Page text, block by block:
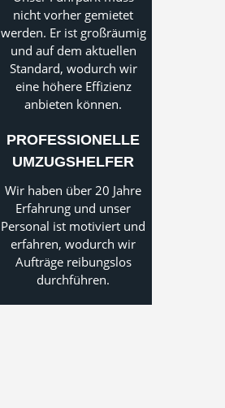
nicht vorher gemietet
werden. Er ist großräumig
und auf dem aktuellen
Standard, wodurch wir
eine höhere Effizienz
anbieten können.
PROFESSIONELLE
UMZUGSHELFER
Wir haben über 20 Jahre
Erfahrung und unser
Personal ist motiviert und
erfahren, wodurch wir
Aufträge reibungslos
durchführen.